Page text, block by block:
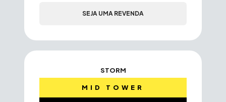
SEJA UMA REVENDA
STORM
MID TOWER